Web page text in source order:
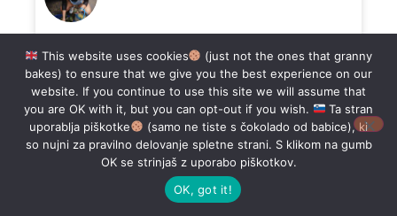
Road trip po Črni gori s kombijem: 2-
tedenski načrt poti
Te mika road trip po Črni gori s kombijem? Živo
zeleni gozdovi, nori razgledi na mogočne vršace,
fascinanten zaliv Kotorja, vijugaste ceste in divja
This website uses cookies
(just not the ones that granny
bakes) to ensure that we give you the best experience on our
website. If you continue to use this site we will assume that
you are OK with it, but you can opt-out if you wish.
Ta stran
uporablja piškotke
(samo ne tiste s čokolado od babice), ki
so nujni za pravilno delovanje spletne strani. S klikom na gumb
OK se strinjaš z uporabo piškotkov.
OK, got it!